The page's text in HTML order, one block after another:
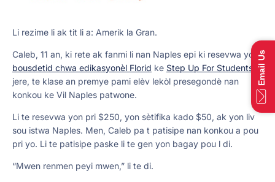
Li rezime li ak tit li a: Amerik la Gran.
Caleb, 11 an, ki rete ak fanmi li nan Naples epi ki resevwa yon
bousdetid chwa edikasyonèl Florid ke Step Up For Students
jere, te klase an premye pami elèv lekòl presegondè nan
konkou ke Vil Naples patwone.
Li te resevwa yon pri $250, yon sètifika kado $50, ak yon liv
sou istwa Naples. Men, Caleb pa t patisipe nan konkou a pou
pri yo. Li te patisipe paske li te gen yon bagay pou l di.
“Mwen renmen peyi mwen,” li te di.
Email Us